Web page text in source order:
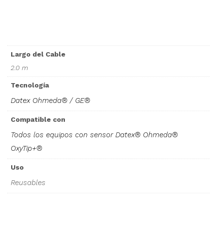
Largo del Cable
2.0 m
Tecnología
Datex Ohmeda® / GE®
Compatible con
Todos los equipos con sensor Datex® Ohmeda®
OxyTip+®
Uso
Reusables